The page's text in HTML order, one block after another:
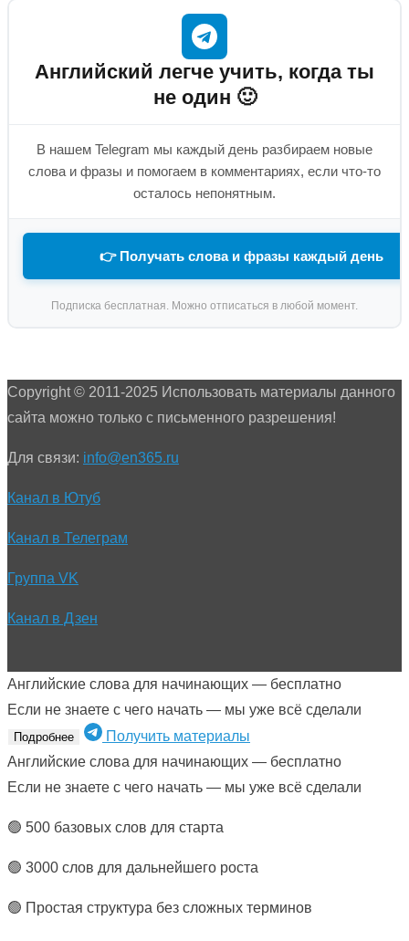
Английский легче учить, когда ты
не один 🙂
В нашем Telegram мы каждый день разбираем новые
слова и фразы и помогаем в комментариях, если что-то
осталось непонятным.
👉 Получать слова и фразы каждый день
Подписка бесплатная. Можно отписаться в любой момент.
Copyright © 2011-2025 Использовать материалы данного
сайта можно только с письменного разрешения!
Для связи: info@en365.ru
Канал в Ютуб
Канал в Телеграм
Группа VK
Канал в Дзен
Английские слова для начинающих — бесплатно
Если не знаете с чего начать — мы уже всё сделали
Подробнее
Получить материалы
Английские слова для начинающих — бесплатно
Если не знаете с чего начать — мы уже всё сделали
🟢 500 базовых слов для старта
🟢 3000 слов для дальнейшего роста
🟢 Простая структура без сложных терминов